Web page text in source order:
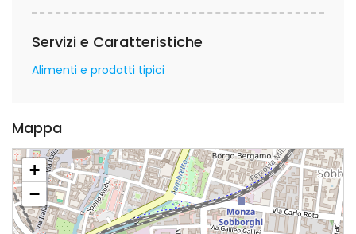
Servizi e Caratteristiche
Alimenti e prodotti tipici
Mappa
+
−